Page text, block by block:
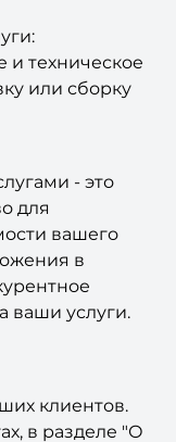
техническое
или сборку
- это
для
вашего
в
ваши услуги.